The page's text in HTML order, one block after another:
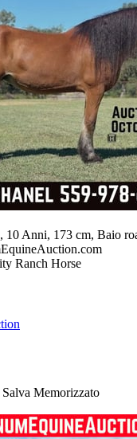
10 Anni, 173 cm, Baio
Ranch Horse
Salva Memorizzato